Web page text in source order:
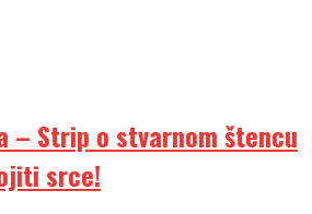
– Strip o stvarnom štencu
srce!